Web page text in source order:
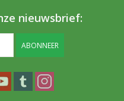
nieuwsbrief:
ABONNEER